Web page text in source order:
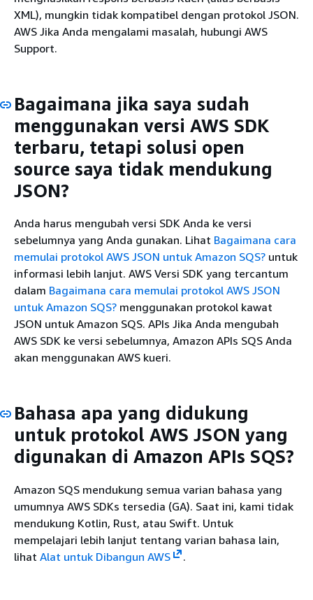
XML), mungkin tidak kompatibel dengan protokol JSON.
AWS Jika Anda mengalami masalah, hubungi AWS
Support.
Bagaimana jika saya sudah
menggunakan versi AWS SDK
terbaru, tetapi solusi open
source saya tidak mendukung
JSON?
Anda harus mengubah versi SDK Anda ke versi
sebelumnya yang Anda gunakan. Lihat Bagaimana cara
memulai protokol AWS JSON untuk Amazon SQS? untuk
informasi lebih lanjut. AWS Versi SDK yang tercantum
dalam Bagaimana cara memulai protokol AWS JSON
untuk Amazon SQS? menggunakan protokol kawat
JSON untuk Amazon SQS. APIs Jika Anda mengubah
AWS SDK ke versi sebelumnya, Amazon APIs SQS Anda
akan menggunakan AWS kueri.
Bahasa apa yang didukung
untuk protokol AWS JSON yang
digunakan di Amazon APIs SQS?
Amazon SQS mendukung semua varian bahasa yang
umumnya AWS SDKs tersedia (GA). Saat ini, kami tidak
mendukung Kotlin, Rust, atau Swift. Untuk
mempelajari lebih lanjut tentang varian bahasa lain,
lihat Alat untuk Dibangun AWS .